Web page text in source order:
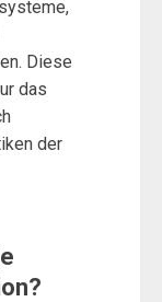
Diese
das
der